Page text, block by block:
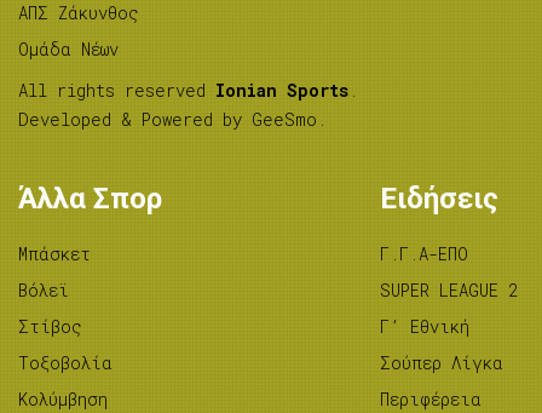
ΑΠΣ Ζάκυνθος
Ομάδα Νέων
All rights reserved Ionian Sports .
Developed & Powered by GeeSmo .
Άλλα Σπορ
Μπάσκετ
Βόλεϊ
Στίβος
Tοξοβολία
Κολύμβηση
Ειδήσεις
Γ.Γ.Α-ΕΠΟ
SUPER LEAGUE 2
Γ’ Εθνική
Σούπερ Λίγκα
Περιφέρεια